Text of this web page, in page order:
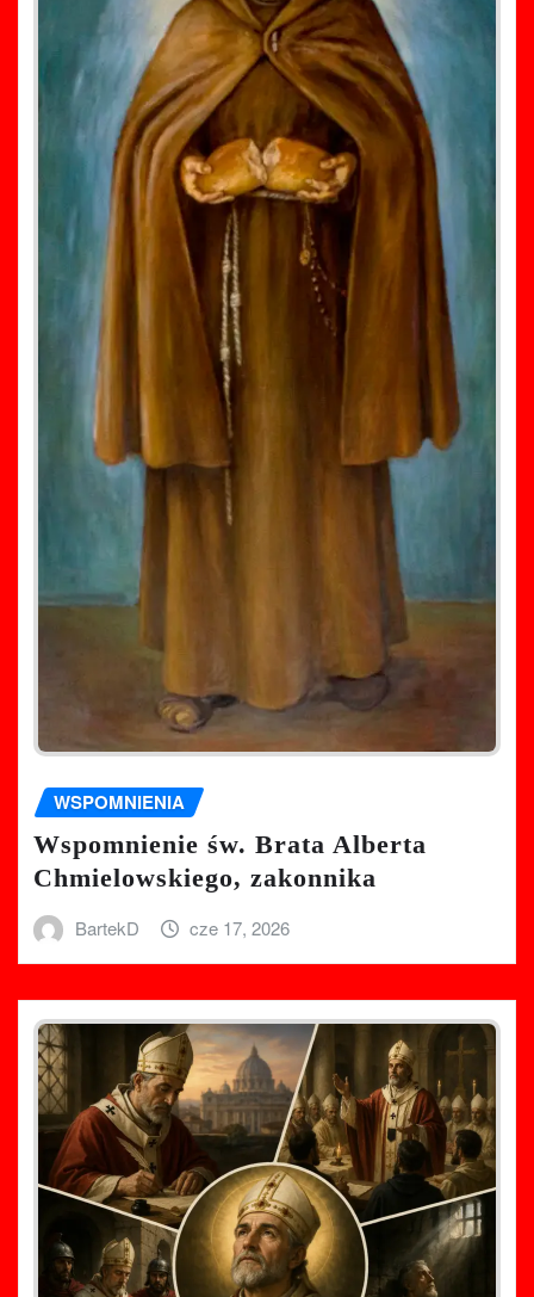
WSPOMNIENIA
Wspomnienie św. Brata Alberta
Chmielowskiego, zakonnika
BartekD cze 17, 2026